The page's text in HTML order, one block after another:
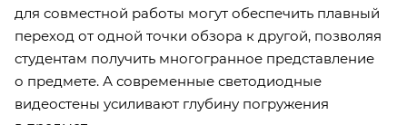
для совместной работы могут обеспечить плавный
переход от одной точки обзора к другой, позволяя
студентам получить многогранное представление
о предмете. А современные светодиодные
видеостены усиливают глубину погружения